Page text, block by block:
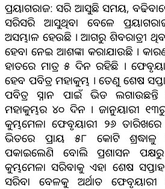
ପ୍ରୟାଗରାଜ: ସରି ଆସୁଛି ସମୟ,
ସରିସରି ଆସୁଥିବା ବେଳେ
ଅସମ୍ଭାଳ ହେଉଛି । ଆଗରୁ ଶିବରାତ୍ରୀ
ହେବା ନେଇ ଆଶଙ୍କା କରାଯାଉଛି ।
ହାତରେ ମାତ୍ର ୫ ଦିନ ରହିଛି ।
ହେବ ପବିତ୍ର ମହାକୁମ୍ଭ । ତେଣୁ ଶେଷ
ପବିତ୍ର ସ୍ନାନ ପାଇଁ ଭିଡ
ମହାକୁମ୍ଭର ୪୦ ଦିନ । ଜାନୁୟାରୀ
କୁମ୍ଭମେଳା ଫେବୃୟାରୀ ୨୬
ଭିତରେ ପ୍ରାୟ ୫୮ କୋଟି
ପକାଇଲେଣି ବୋଲି ପ୍ରଶାସନ
କୁମ୍ଭମେଳା ସରିବାକୁ ଏହା ଶେଷ
ସରିବା ବେଳକୁ ଅର୍ଥାତ